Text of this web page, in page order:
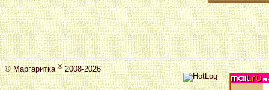
©Маргаритка®2008-2026